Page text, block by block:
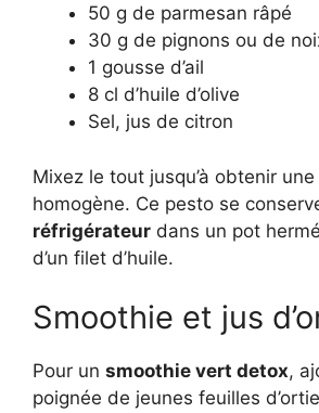
50 g de parmesan râpé
30 g de pignons ou de
1 gousse d’ail
8 cl d’huile d’olive
Sel, jus de citron
Mixez le tout jusqu’à obtenir
homogène. Ce pesto se
réfrigérateur dans un pot
d’un filet d’huile.
Smoothie et jus
Pour un smoothie vert detox,
poignée de jeunes feuilles